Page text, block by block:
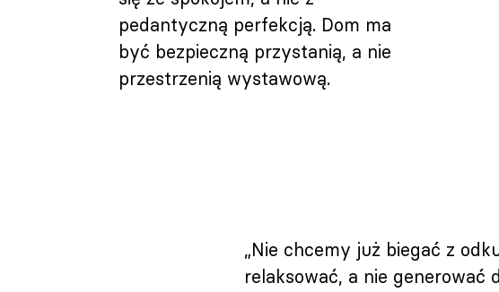
pedantyczną perfekcją. Dom ma
być bezpieczną przystanią, a nie
przestrzenią wystawową.
„Nie chcemy już biegać z
relaksować, a nie generować